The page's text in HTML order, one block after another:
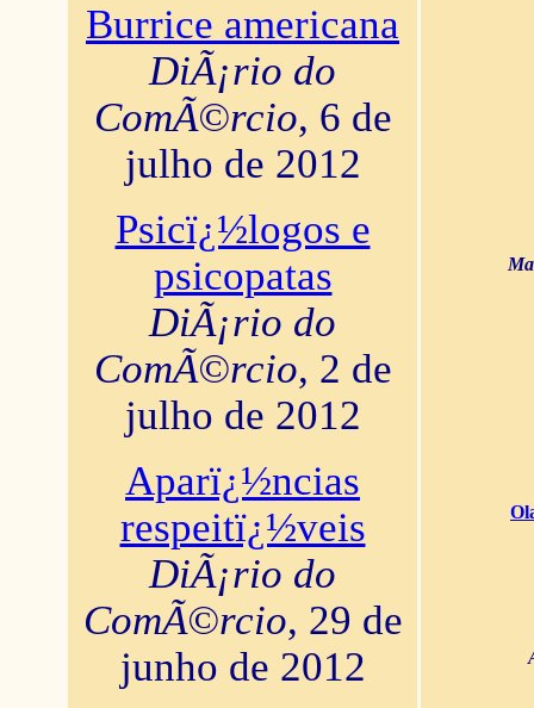
Burrice americana
DiÃ¡rio do
ComÃ©rcio, 6 de
julho de 2012
Psicï¿½logos e
psicopatas
DiÃ¡rio do
ComÃ©rcio, 2 de
julho de 2012
Aparï¿½ncias
respeitï¿½veis
DiÃ¡rio do
ComÃ©rcio, 29 de
junho de 2012